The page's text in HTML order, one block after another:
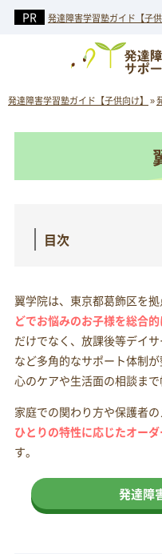
発達障害学習塾ガイド【子供
発達障害学習塾ガイド【子供向け】 »
目次
翼学院は、東京都葛飾区を拠
どでお悩みのお子様を総合
だけでなく、放課後等デイ
など多角的なサポート体制
心のケアや生活面の相談まで
家庭での関わり方や保護者
ひとりの特性に応じたオー
す。
発達障